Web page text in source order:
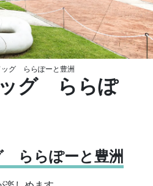
グ ららぽーと豊洲
グ ららぽ
ららぽーと豊洲